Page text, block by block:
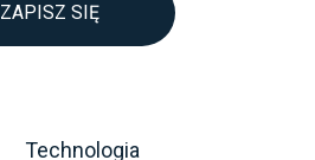
ZAPISZ SIĘ
Technologia